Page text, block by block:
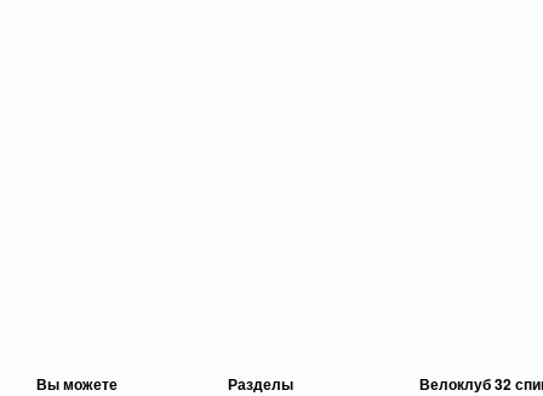
Вы можете Разделы Велоклуб 32